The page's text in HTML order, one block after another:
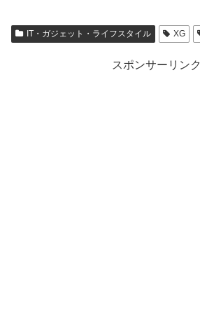
IT・ガジェット・ライフスタイル XG
スポンサーリンク